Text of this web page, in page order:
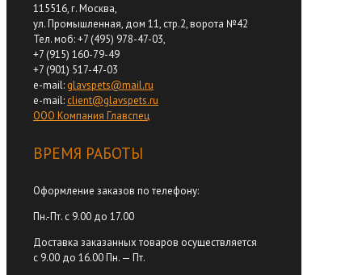
115516, г. Москва,
ул. Промышленная, дом 11, стр.2, ворота №42
Тел. моб: +7 (495) 978-47-03,
+7 (915) 160-79-49
+7 (901) 517-47-03
e-mail: glavspets@mail.ru
e-mail: client@glavspets.ru
ООО Компания Главспец
ВРЕМЯ РАБОТЫ
Оформление заказов по телефону:
Пн.-Пт. с 9.00 до 17.00
Доставка заказанных товаров осуществляется
с 9.00 до 16.00 Пн. — Пт.